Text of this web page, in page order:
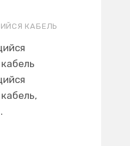
КАБЕЛЬ